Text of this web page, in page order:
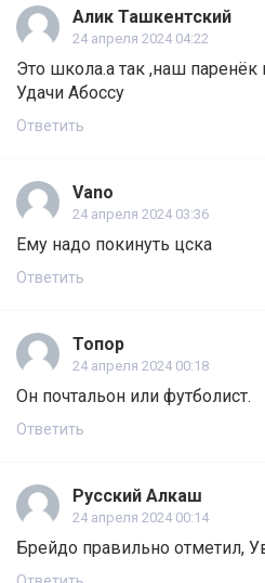
Алик Ташкентский
24 апреля 2024 04:22
Это школа.а так ,наш
Удачи Абоссу
Ответить
Vano
24 апреля 2024 03:36
Ему надо покинуть цска
Ответить
Топор
24 апреля 2024 00:18
Он почтальон или футболист.
Ответить
Русский Алкаш
24 апреля 2024 00:14
Брейдо правильно отметил,